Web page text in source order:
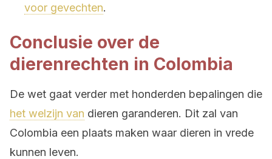
voor gevechten.
Conclusie over de
dierenrechten in Colombia
De wet gaat verder met honderden bepalingen die
het welzijn van dieren garanderen. Dit zal van
Colombia een plaats maken waar dieren in vrede
kunnen leven.